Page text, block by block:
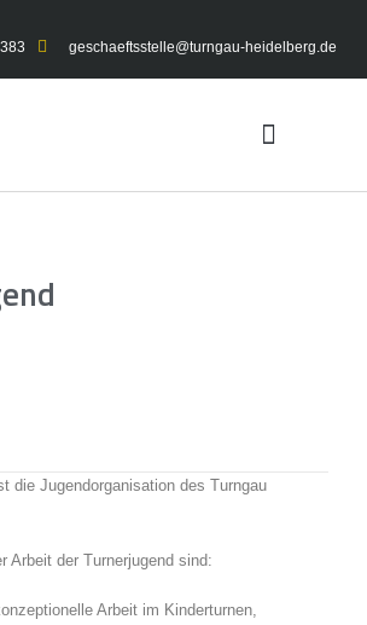
geschaeftsstelle@turngau-heidelberg.de
die Jugendorganisation des Turngau
Arbeit der Turnerjugend sind:
Arbeit im Kinderturnen,